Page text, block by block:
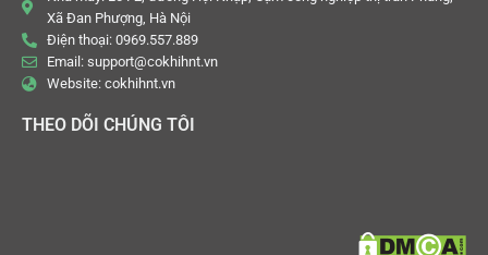
Xã Đan Phượng, Hà Nội
Điện thoại: 0969.557.889
Email: support@cokhihnt.vn
Website: cokhihnt.vn
THEO DÕI CHÚNG TÔI